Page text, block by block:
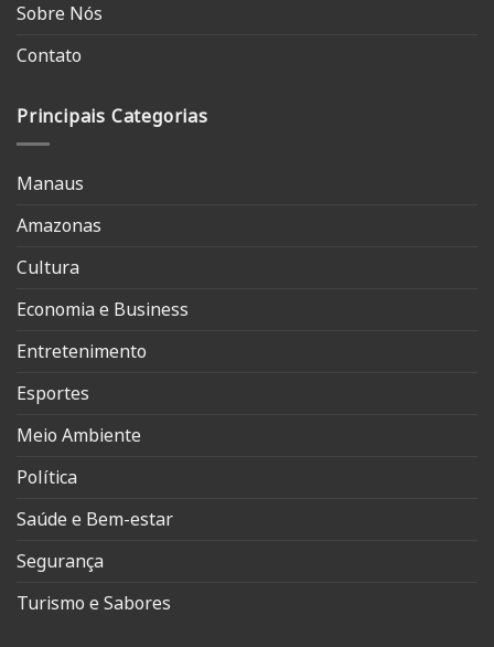
Sobre Nós
Contato
Principais Categorias
Manaus
Amazonas
Cultura
Economia e Business
Entretenimento
Esportes
Meio Ambiente
Política
Saúde e Bem-estar
Segurança
Turismo e Sabores